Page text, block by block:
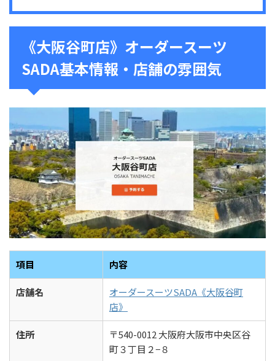
《大阪谷町店》オーダースーツ
SADA基本情報・店舗の雰囲気
項目 内容
店舗名
オーダースーツSADA《大阪谷町
店》
住所
〒540-0012 大阪府大阪市中央区谷
町３丁目２−８